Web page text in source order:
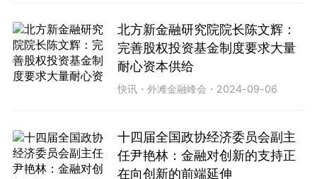
北方新金融研究院院长陈文辉：
完善股权投资基金制度要求大量
耐心资本供给
快讯 ・外滩金融峰会 ・ 2024-09-06
十四届全国政协经济委员会副主
任尹艳林：金融对创新的支持正
在向创新的前端延伸